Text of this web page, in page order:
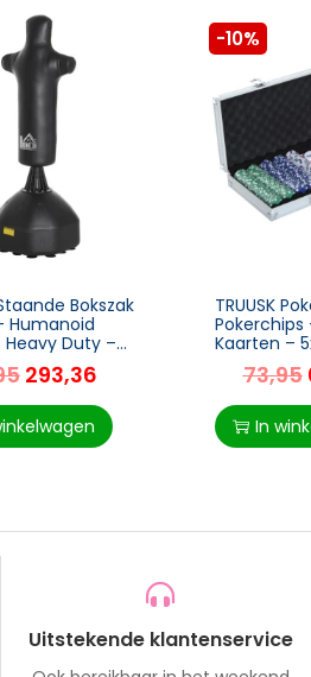
Bokszak
Humanoid
Heavy Duty –
en
– Zwart
293,36
-10%
TRUUSK
Pokerchips
Kaarten –
Aluminium
73,95
In
Uitstekende klantenservice